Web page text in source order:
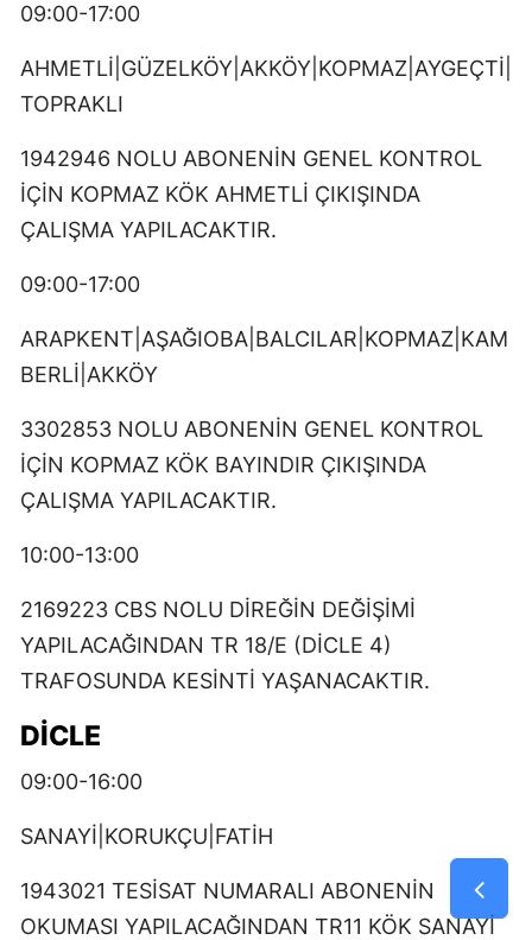
09:00-17:00
AHMETLİ|GÜZELKÖY|AKKÖY|KOPMAZ|AYGEÇTİ|
TOPRAKLI
1942946 NOLU ABONENİN GENEL KONTROL
İÇİN KOPMAZ KÖK AHMETLİ ÇIKIŞINDA
ÇALIŞMA YAPILACAKTIR.
09:00-17:00
ARAPKENT|AŞAĞIOBA|BALCILAR|KOPMAZ|KAM
BERLİ|AKKÖY
3302853 NOLU ABONENİN GENEL KONTROL
İÇİN KOPMAZ KÖK BAYINDIR ÇIKIŞINDA
ÇALIŞMA YAPILACAKTIR.
10:00-13:00
2169223 CBS NOLU DİREĞİN DEĞİŞİMİ
YAPILACAĞINDAN TR 18/E (DİCLE 4)
TRAFOSUNDA KESİNTİ YAŞANACAKTIR.
DİCLE
09:00-16:00
SANAYİ|KORUKÇU|FATİH
1943021 TESİSAT NUMARALI ABONENİN
OKUMASI YAPILACAĞINDAN TR11 KÖK SANAYİ